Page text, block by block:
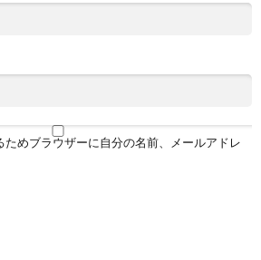
めブラウザーに自分の名前、メールアドレ